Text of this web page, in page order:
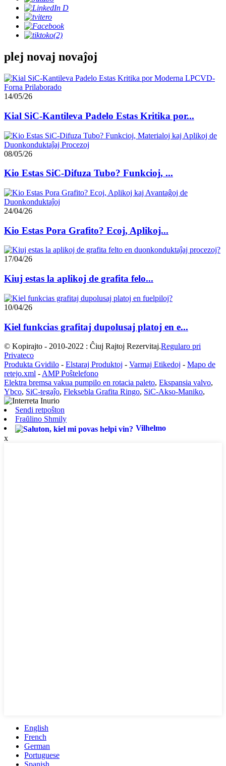
plej novaj novaĵoj
14/05/26
Kial SiC-Kantileva Padelo Estas Kritika por...
08/05/26
Kio Estas SiC-Difuza Tubo? Funkcioj, ...
24/04/26
Kio Estas Pora Grafito? Ecoj, Aplikoj...
17/04/26
Kiuj estas la aplikoj de grafita felo...
10/04/26
Kiel funkcias grafitaj dupolusaj platoj en e...
© Kopirajto - 2010-2022 : Ĉiuj Rajtoj Rezervitaj.Regularo pri
Privateco
Produkta Gvidilo - Elstaraj Produktoj - Varmaj Etikedoj - Mapo de
retejo.xml - AMP Poŝtelefono
Elektra bremsa vakua pumpilo en rotacia paleto, Ekspansia valvo,
Ybco, SiC-tegaĵo, Fleksebla Grafita Ringo, SiC-Akso-Maniko,
Sendi retpoŝton
Fraŭlino Shmily
Vilhelmo
x
English
French
German
Portuguese
Spanish